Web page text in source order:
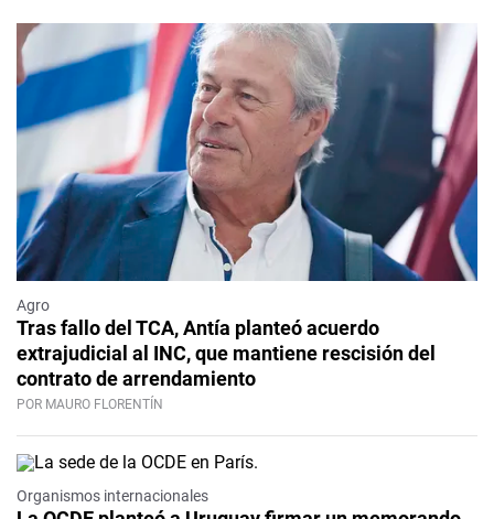
Agro
Tras fallo del TCA, Antía planteó acuerdo
extrajudicial al INC, que mantiene rescisión del
contrato de arrendamiento
POR MAURO FLORENTÍN
Organismos internacionales